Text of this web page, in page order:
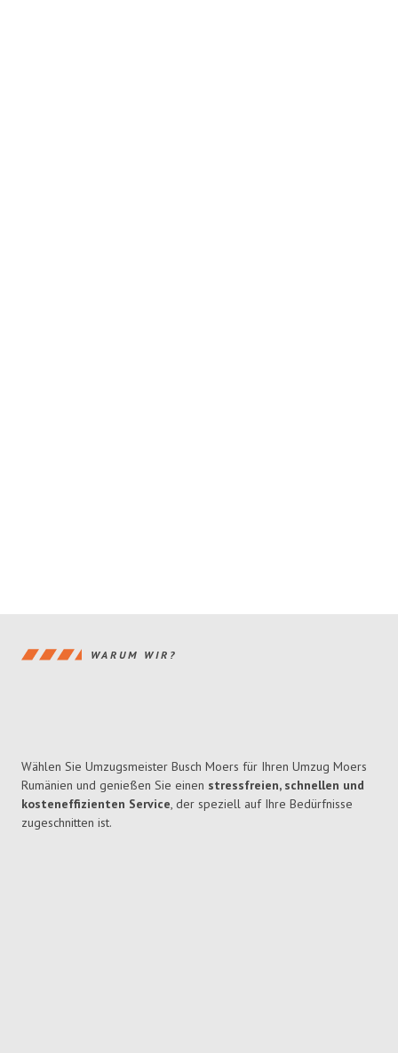
WARUM WIR?
Wählen Sie Umzugsmeister Busch Moers für Ihren Umzug Moers
Rumänien und genießen Sie einen stressfreien, schnellen und
kosteneffizienten Service, der speziell auf Ihre Bedürfnisse
zugeschnitten ist.